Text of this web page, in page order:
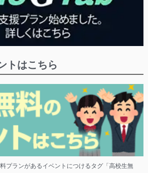
トはこちら
プランがあるイベントにつけるタグ「高校生無